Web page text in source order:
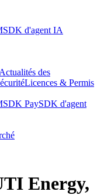
SDK d'agent IA
Actualités des
Licences & Permis
SDK PaySDK d'agent
Energy,